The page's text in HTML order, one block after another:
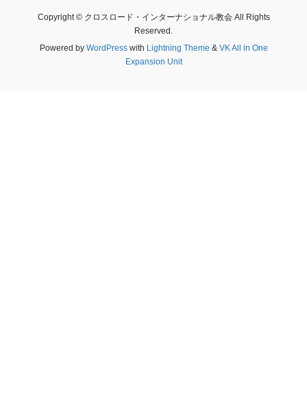
Copyright © クロスロード・インターナショナル教会 All Rights
Reserved.
Powered by WordPresswith Lightning Theme & VK All in One
Expansion Unit